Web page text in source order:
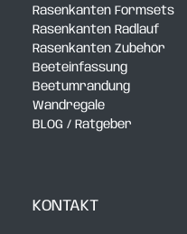
Rasenkanten Formsets
Rasenkanten Radlauf
Rasenkanten Zubehör
Beeteinfassung
Beetumrandung
Wandregale
BLOG / Ratgeber
KONTAKT